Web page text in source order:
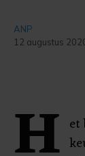
ANP
12 augustus
et